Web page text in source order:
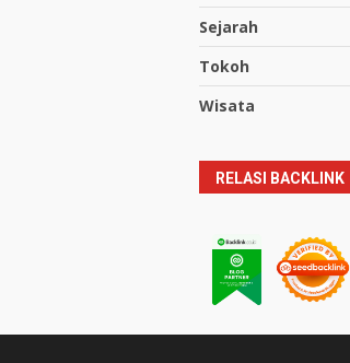
Sejarah
Tokoh
Wisata
RELASI BACKLINK